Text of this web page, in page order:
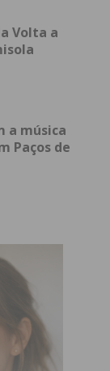
Volta a
a música
Paços de